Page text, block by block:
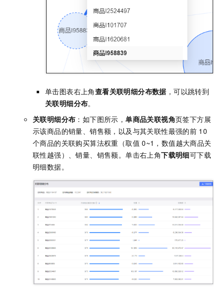
单击图表右上角查看关联明细分布数据，可以跳转到
关联明细分布。
关联明细分布 ：如下图所示，单商品关联视角页签下方展
示该商品的销量、销售额，以及与其关联性最强的前 10
个商品的关联购买算法权重（取值 0~1，数值越大商品关
联性越强）、销量、销售额。单击右上角下载明细可下载
明细数据。